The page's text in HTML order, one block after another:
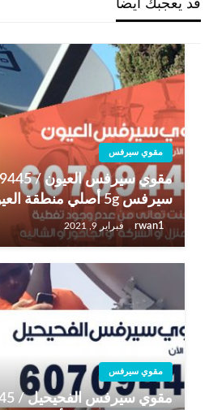
قد يعجبك ايضا
مقوي سيرفس
سيرفس 5g أصلي منطقة العيون
rwan1 فبراير 9, 2021
مقوي سيرفس